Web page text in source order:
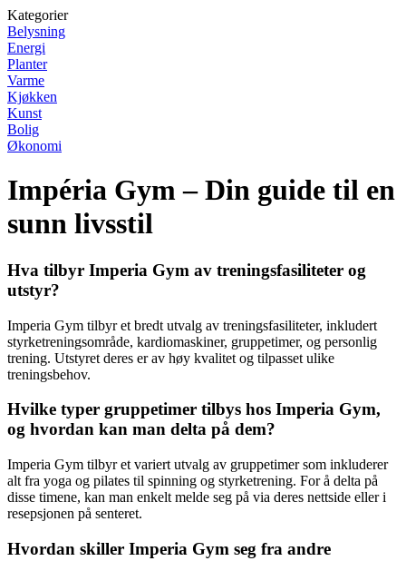
Kategorier
Belysning
Energi
Planter
Varme
Kjøkken
Kunst
Bolig
Økonomi
Impéria Gym – Din guide til en
sunn livsstil
Hva tilbyr Imperia Gym av treningsfasiliteter og
utstyr?
Imperia Gym tilbyr et bredt utvalg av treningsfasiliteter, inkludert
styrketreningsområde, kardiomaskiner, gruppetimer, og personlig
trening. Utstyret deres er av høy kvalitet og tilpasset ulike
treningsbehov.
Hvilke typer gruppetimer tilbys hos Imperia Gym,
og hvordan kan man delta på dem?
Imperia Gym tilbyr et variert utvalg av gruppetimer som inkluderer
alt fra yoga og pilates til spinning og styrketrening. For å delta på
disse timene, kan man enkelt melde seg på via deres nettside eller i
resepsjonen på senteret.
Hvordan skiller Imperia Gym seg fra andre